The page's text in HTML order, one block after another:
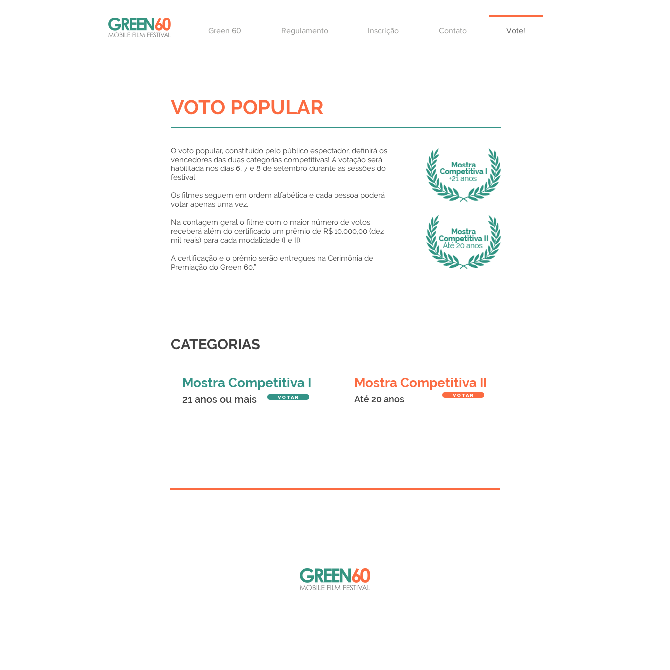
Green 60 Regulamento Inscrição Contato Vote!
VOTO POPULAR
O voto popular, constituído pelo público espectador, definirá os
vencedores das duas categorias competitivas! A votação será
habilitada nos dias 6, 7 e 8 de setembro durante as sessões do
festival.
Os filmes seguem em ordem alfabética e cada pessoa poderá
votar apenas uma vez.
Na contagem geral o filme com o maior número de votos
receberá além do certificado um prêmio de R$ 10.000,00 (dez
mil reais) para cada modalidade (I e II).
A certificação e o prêmio serão entregues na Cerimônia de
Premiação do Green 60.”
CATEGORIAS
Mostra Competitiva I
21 anos ou mais votar
Mostra Competitiva II
Até 20 anos VOTAR